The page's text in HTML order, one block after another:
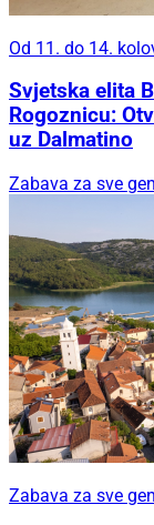
Od 11. do 14.
Svjetska elita
Rogoznicu:
uz Dalmatino
Zabava za sve
Zabava za sve